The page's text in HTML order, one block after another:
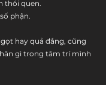
thói quen.
phận.
hay quả đắng, cũng
gì trong tâm trí mình